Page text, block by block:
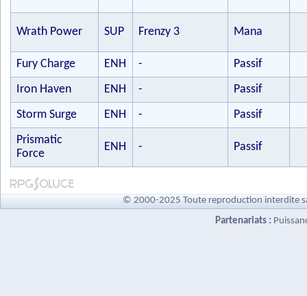
Wrath Power SUP Frenzy 3 Mana
Fury Charge ENH -
Passif
Iron Haven
ENH -
Passif
Storm Surge
ENH -
Passif
Prismatic
Force
ENH - Passif
© 2000-2025 Toute reproduction interdite
Partenariats :